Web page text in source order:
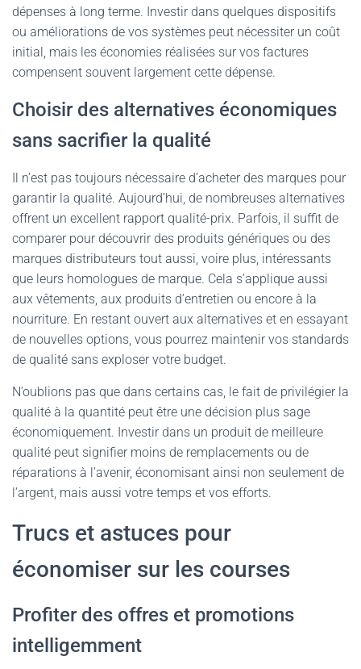
dépenses à long terme. Investir dans quelques dispositifs
ou améliorations de vos systèmes peut nécessiter un coût
initial, mais les économies réalisées sur vos factures
compensent souvent largement cette dépense.
Choisir des alternatives économiques
sans sacrifier la qualité
Il n’est pas toujours nécessaire d’acheter des marques pour
garantir la qualité. Aujourd’hui, de nombreuses alternatives
offrent un excellent rapport qualité-prix. Parfois, il suffit de
comparer pour découvrir des produits génériques ou des
marques distributeurs tout aussi, voire plus, intéressants
que leurs homologues de marque. Cela s’applique aussi
aux vêtements, aux produits d’entretien ou encore à la
nourriture. En restant ouvert aux alternatives et en essayant
de nouvelles options, vous pourrez maintenir vos standards
de qualité sans exploser votre budget.
N’oublions pas que dans certains cas, le fait de privilégier la
qualité à la quantité peut être une décision plus sage
économiquement. Investir dans un produit de meilleure
qualité peut signifier moins de remplacements ou de
réparations à l’avenir, économisant ainsi non seulement de
l’argent, mais aussi votre temps et vos efforts.
Trucs et astuces pour
économiser sur les courses
Profiter des offres et promotions
intelligemment